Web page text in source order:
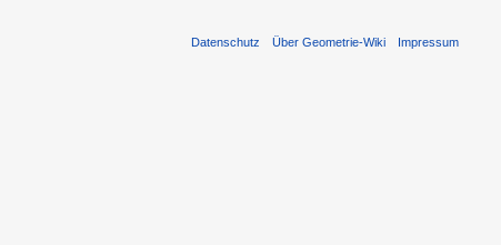
Datenschutz Über Geometrie-Wiki Impressum